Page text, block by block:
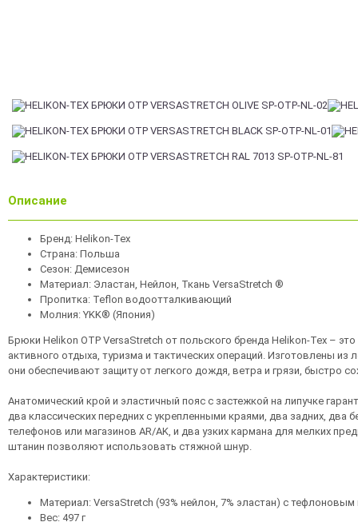
Описание
Бренд: Helikon-Tex
Страна: Польша
Сезон: Демисезон
Материал: Эластан, Нейлон, Ткань VersaStretch ®
Пропитка: Teflon водоотталкивающий
Молния: YKK® (Япония)
Брюки Helikon OTP VersaStretch от польского бренда Helikon-Tex –
активного отдыха, туризма и тактических операций. Изготовлены
они обеспечивают защиту от легкого дождя, ветра и грязи, быстро
Анатомический крой и эластичный пояс с застежкой на липучке
два классических передних с укрепленными краями, два задних,
телефонов или магазинов AR/AK, и два узких кармана для мелких
штанин позволяют использовать стяжной шнур.
Характеристики:
Материал: VersaStretch (93% нейлон, 7% эластан) с
Вес: 497 г